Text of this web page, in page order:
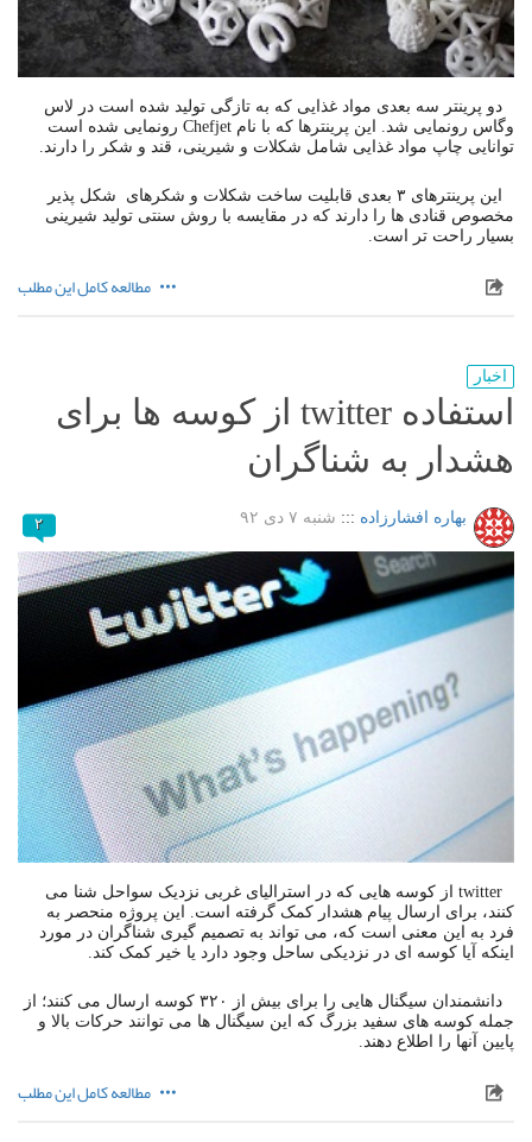
دو پرینتر سه بعدی مواد غذایی که به تازگی تولید شده است در لاس
وگاس رونمایی شد. این پرینترها که با نام Chefjet رونمایی شده­ است
توانایی چاپ مواد غذایی شامل شکلات و شیرینی، قند و شکر را دارند.
این پرینترهای ۳ بعدی قابلیت ساخت شکلات و شکرهای شکل پذیر
مخصوص قنادی ها را دارند که در مقایسه با روش سنتی تولید شیرینی
بسیار راحت تر است.
مطالعه کامل این مطلب
اخبار
استفاده twitter از کوسه ها برای
هشدار به شناگران
بهاره افشارزاده ::: شنبه ۷ دی ۹۲ ۲
twitter از کوسه هایی که در استرالیای غربی نزدیک سواحل شنا می
کنند، برای ارسال پیام هشدار کمک گرفته است. این پروژه منحصر به
فرد به این معنی است که، می تواند به تصمیم گیری شناگران در مورد
اینکه آیا کوسه ای در نزدیکی ساحل وجود دارد یا خیر کمک کند.
دانشمندان سیگنال هایی را برای بیش از ۳۲۰ کوسه ارسال می کنند؛ از
جمله کوسه های سفید بزرگ که این سیگنال ها می توانند حرکات بالا و
پایین آنها را اطلاع دهند.
مطالعه کامل این مطلب